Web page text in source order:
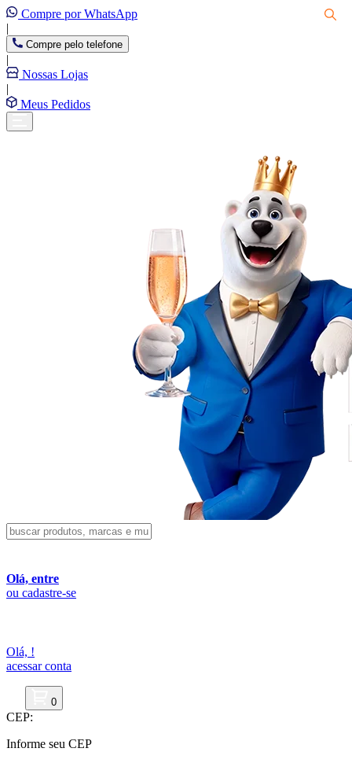
Compre por WhatsApp
|
Compre pelo telefone
|
Nossas Lojas
|
Meus Pedidos
Olá, entre
ou cadastre-se
Olá, !
acessar conta
0
CEP:
Informe seu CEP